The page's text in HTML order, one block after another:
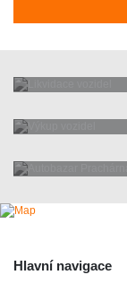
Hlavní navigace